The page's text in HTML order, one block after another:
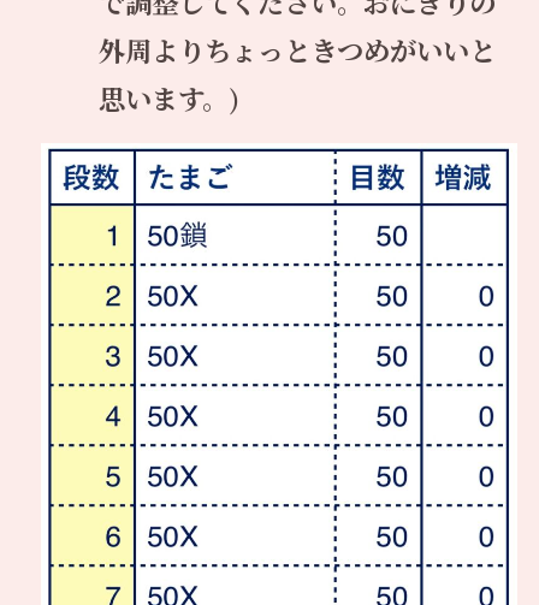
外周よりちょっときつめがいいと
思います。)